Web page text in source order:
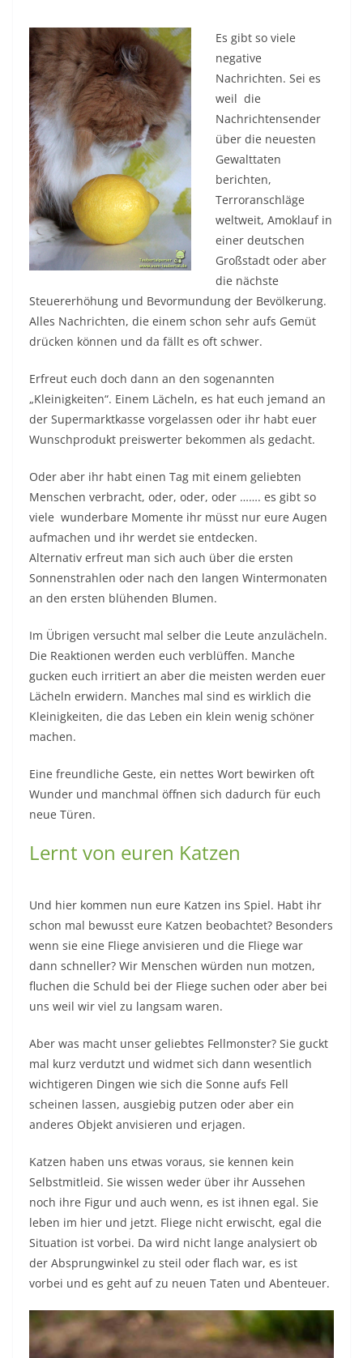
Es gibt so viele
negative
Nachrichten. Sei es
weil die
Nachrichtensender
über die neuesten
Gewalttaten
berichten,
Terroranschläge
weltweit, Amoklauf in
einer deutschen
Großstadt oder aber
die nächste
Steuererhöhung und Bevormundung der Bevölkerung.
Alles Nachrichten, die einem schon sehr aufs Gemüt
drücken können und da fällt es oft schwer.
Erfreut euch doch dann an den sogenannten
„Kleinigkeiten“. Einem Lächeln, es hat euch jemand an
der Supermarktkasse vorgelassen oder ihr habt euer
Wunschprodukt preiswerter bekommen als gedacht.
Oder aber ihr habt einen Tag mit einem geliebten
Menschen verbracht, oder, oder, oder ……. es gibt so
viele wunderbare Momente ihr müsst nur eure Augen
aufmachen und ihr werdet sie entdecken.
Alternativ erfreut man sich auch über die ersten
Sonnenstrahlen oder nach den langen Wintermonaten
an den ersten blühenden Blumen.
Im Übrigen versucht mal selber die Leute anzulächeln.
Die Reaktionen werden euch verblüffen. Manche
gucken euch irritiert an aber die meisten werden euer
Lächeln erwidern. Manches mal sind es wirklich die
Kleinigkeiten, die das Leben ein klein wenig schöner
machen.
Eine freundliche Geste, ein nettes Wort bewirken oft
Wunder und manchmal öffnen sich dadurch für euch
neue Türen.
Lernt von euren Katzen
Und hier kommen nun eure Katzen ins Spiel. Habt ihr
schon mal bewusst eure Katzen beobachtet? Besonders
wenn sie eine Fliege anvisieren und die Fliege war
dann schneller? Wir Menschen würden nun motzen,
fluchen die Schuld bei der Fliege suchen oder aber bei
uns weil wir viel zu langsam waren.
Aber was macht unser geliebtes Fellmonster? Sie guckt
mal kurz verdutzt und widmet sich dann wesentlich
wichtigeren Dingen wie sich die Sonne aufs Fell
scheinen lassen, ausgiebig putzen oder aber ein
anderes Objekt anvisieren und erjagen.
Katzen haben uns etwas voraus, sie kennen kein
Selbstmitleid. Sie wissen weder über ihr Aussehen
noch ihre Figur und auch wenn, es ist ihnen egal. Sie
leben im hier und jetzt. Fliege nicht erwischt, egal die
Situation ist vorbei. Da wird nicht lange analysiert ob
der Absprungwinkel zu steil oder flach war, es ist
vorbei und es geht auf zu neuen Taten und Abenteuer.